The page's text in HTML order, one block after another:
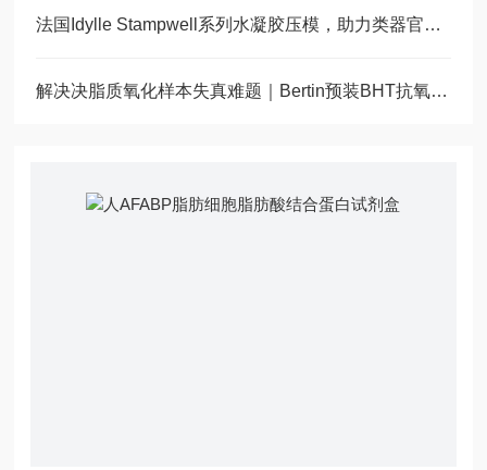
法国Idylle Stampwell系列水凝胶压模，助力类器官与斑马鱼3D显微成像
解决决脂质氧化样本失真难题｜Bertin预装BHT抗氧化采样管